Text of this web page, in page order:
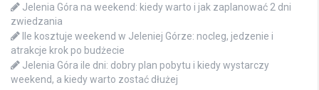
Jelenia Góra na weekend: kiedy warto i jak zaplanować 2 dni
zwiedzania
Ile kosztuje weekend w Jeleniej Górze: nocleg, jedzenie i
atrakcje krok po budżecie
Jelenia Góra ile dni: dobry plan pobytu i kiedy wystarczy
weekend, a kiedy warto zostać dłużej